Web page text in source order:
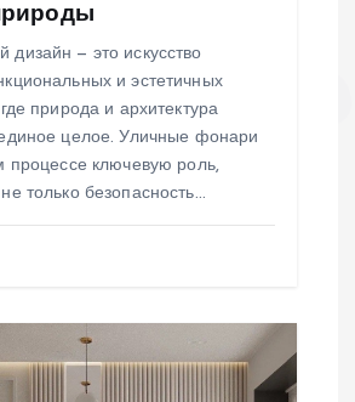
— это искусство
и эстетичных
природа и архитектура
целое. Уличные фонари
процессе ключевую роль,
только безопасность…